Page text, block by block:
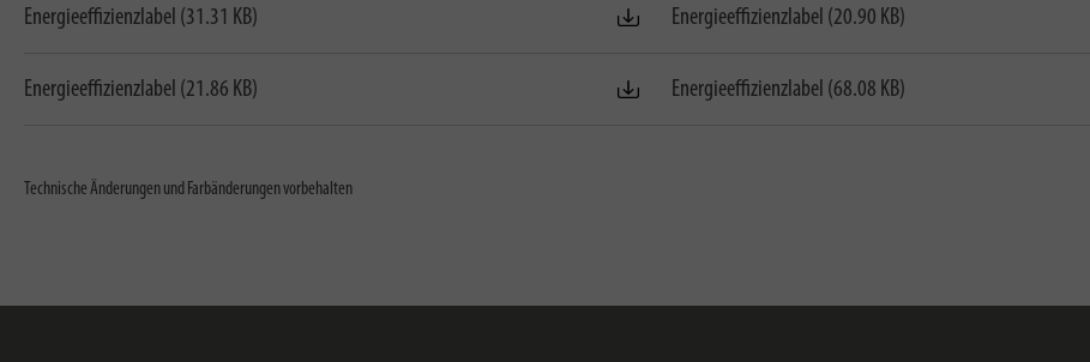
Energieeffizienzlabel (31.31 KB) Energieeffizienzlabel (20.90 KB)
Energieeffizienzlabel (21.86 KB) Energieeffizienzlabel (68.08 KB)
Technische Änderungen und Farbänderungen vorbehalten